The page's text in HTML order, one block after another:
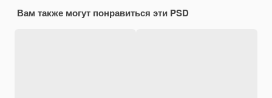
Вам также могут понравиться эти PSD